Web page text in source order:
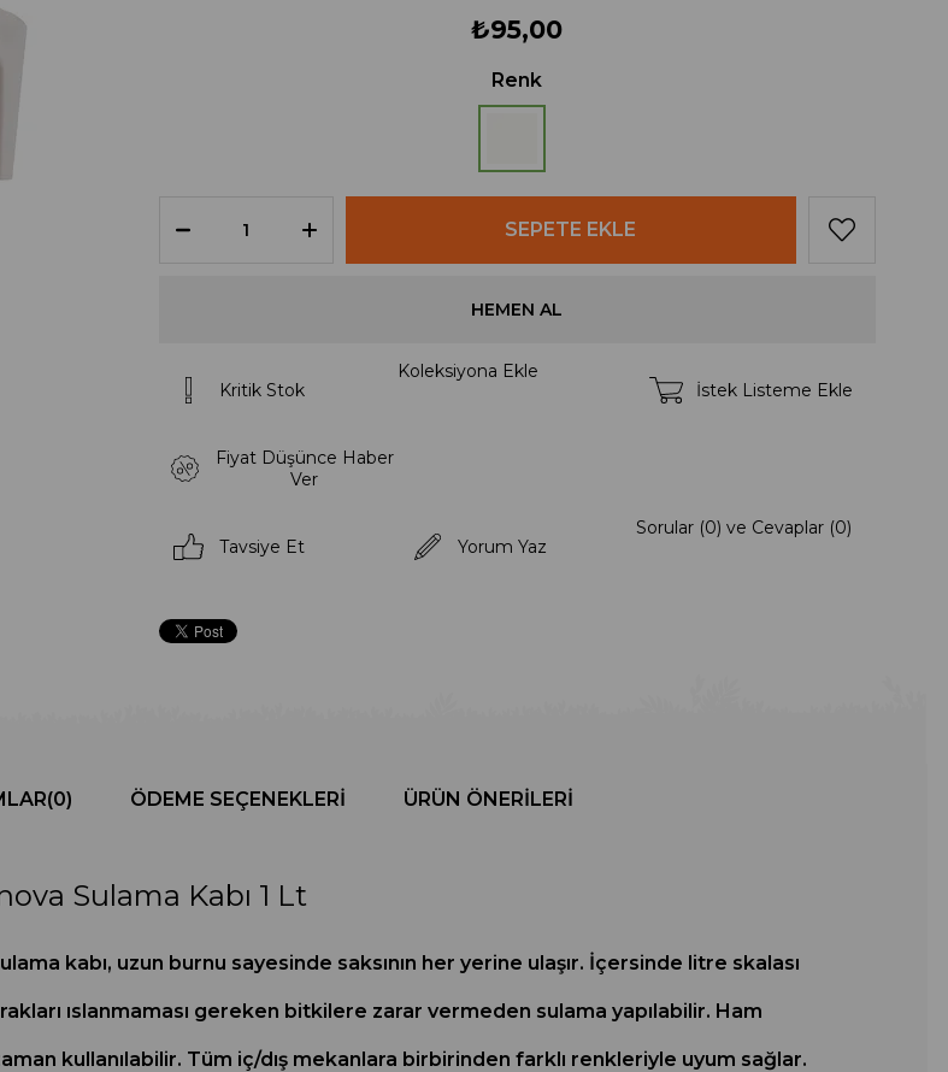
₺95,00
Renk
Kritik Stok
Koleksiyona Ekle
İstek Listeme Ekle
Fiyat Düşünce Haber
Ver
Tavsiye Et Yorum Yaz
Sorular (0) ve Cevaplar (0)
(0) ÖDEME SEÇENEKLERI ÜRÜN ÖNERILERI
Sulama Kabı 1 Lt
kabı, uzun burnu sayesinde saksının her yerine ulaşır. İçersinde litre skalası
ıslanmaması gereken bitkilere zarar vermeden sulama yapılabilir. Ham
kullanılabilir. Tüm iç/dış mekanlara birbirinden farklı renkleriyle uyum sağlar.